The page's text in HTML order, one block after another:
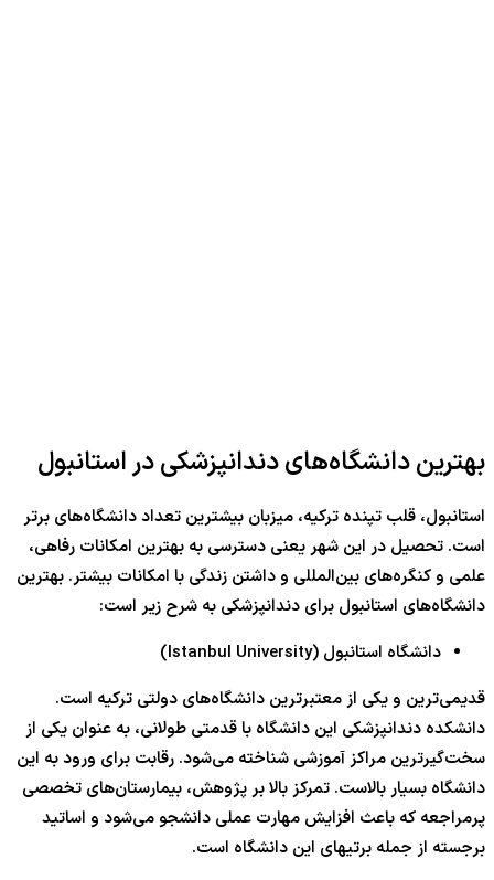
بهترین دانشگاه‌های دندانپزشکی در استانبول
استانبول، قلب تپنده ترکیه، میزبان بیشترین تعداد دانشگاه‌های برتر
است. تحصیل در این شهر یعنی دسترسی به بهترین امکانات رفاهی،
علمی و کنگره‌های بین‌المللی و داشتن زندگی با امکانات بیشتر. بهترین
دانشگاه‌های استانبول برای دندانپزشکی به شرح زیر است:
دانشگاه استانبول (Istanbul University)
قدیمی‌ترین و یکی از معتبرترین دانشگاه‌های دولتی ترکیه است.
دانشکده دندانپزشکی این دانشگاه با قدمتی طولانی، به عنوان یکی از
سخت‌گیرترین مراکز آموزشی شناخته می‌شود. رقابت برای ورود به این
دانشگاه بسیار بالاست. تمرکز بالا بر پژوهش، بیمارستان‌های تخصصی
پرمراجعه که باعث افزایش مهارت عملی دانشجو می‌شود و اساتید
برجسته از جمله برتیهای این دانشگاه است.